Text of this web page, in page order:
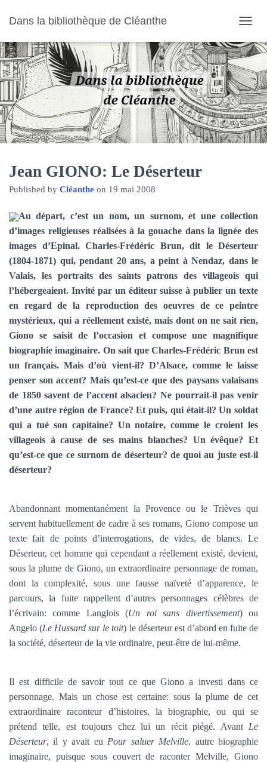
Dans la bibliothèque de Cléanthe
U
V
I
R
/
F
E
R
M
A
I
G
I
O
N
Jean GIONO: Le Déserteur
Published by Cléanthe on 19 mai 2008
Au départ, c’est un nom, un surnom, et une collection
d’images religieuses réalisées à la gouache dans la lignée des
images d’Epinal. Charles-Frédéric Brun, dit le Déserteur
(1804-1871) qui, pendant 20 ans, a peint à Nendaz, dans le
Valais, les portraits des saints patrons des villageois qui
l’hébergeaient. Invité par un éditeur suisse à publier un texte
en regard de la reproduction des oeuvres de ce peintre
mystérieux, qui a réellement existé, mais dont on ne sait rien,
Giono se saisit de l’occasion et compose une magnifique
biographie imaginaire. On sait que Charles-Frédéric Brun est
un français. Mais d’où vient-il? D’Alsace, comme le laisse
penser son accent? Mais qu’est-ce que des paysans valaisans
de 1850 savent de l’accent alsacien? Ne pourrait-il pas venir
d’une autre région de France? Et puis, qui était-il? Un soldat
qui a tué son capitaine? Un notaire, comme le croient les
villageois à cause de ses mains blanches? Un évêque? Et
qu’est-ce que ce surnom de déserteur? de quoi au juste est-il
déserteur?
Abandonnant momentanément la Provence ou le Trièves qui
servent habituellement de cadre à ses romans, Giono compose un
texte fait de points d’interrogations, de vides, de blancs. Le
Déserteur, cet homme qui cependant a réellement existé, devient,
sous la plume de Giono, un extraordinaire personnage de roman,
dont la complexité, sous une fausse naïveté d’apparence, le
parcours, la fuite rappellent d’autres personnages célèbres de
l’écrivain: comme Langlois (Un roi sans divertissement) ou
Angelo (Le Hussard sur le toit) le déserteur est d’abord en fuite de
la société, déserteur de la vie ordinaire, peut-être de lui-même.
Il est difficile de savoir tout ce que Giono a investi dans ce
personnage. Mais un chose est certaine: sous la plume de cet
extraordinaire raconteur d’histoires, la biographie, ou qui se
prétend telle, est toujours chez lui un récit piégé. Avant Le
Déserteur, il y avait eu Pour saluer Melville, autre biographie
imaginaire, puisque sous couvert de raconter Melville, Giono